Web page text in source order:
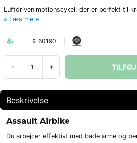
Luftdriven motionscykel, der er perfekt til
Læs mere
6-60190
- + TILFØJ
Beskrivelse
Assault Airbike
Du arbejder effektivt med både arme og